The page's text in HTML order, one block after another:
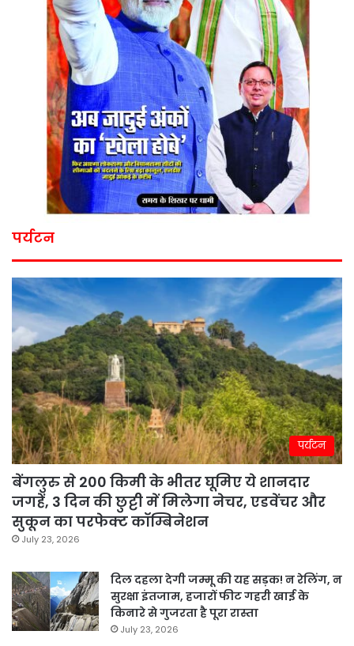
पर्यटन
पर्यटन
बेंगलुरु से 200 किमी के भीतर घूमिए ये शानदार
जगहें, 3 दिन की छुट्टी में मिलेगा नेचर, एडवेंचर और
सुकून का परफेक्ट कॉम्बिनेशन
July 23, 2026
दिल दहला देगी जम्मू की यह सड़क! न रेलिंग, न
सुरक्षा इंतजाम, हजारों फीट गहरी खाई के
किनारे से गुजरता है पूरा रास्ता
July 23, 2026